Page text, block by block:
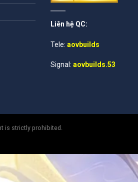
Liên hệ QC:
Tele: aovbuilds
Signal: aovbuilds.53
is strictly prohibited.